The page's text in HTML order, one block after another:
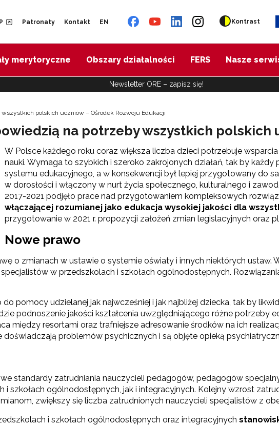
Patronaty Kontakt EN Kontrast
merytoryczne Obszary działalności FERS Nasze
Newsletter ORE – zapisz się!
polskich uczniów – Ośrodek Rozwoju Edukacji
na potrzeby wszystkich polskich
W Polsce każdego roku coraz większa liczba dzieci potrzebuje
nauki. Wymaga to szybkich i szeroko zakrojonych działań, tak by
systemu edukacyjnego, a w konsekwencji był lepiej przygotowany do
w dorosłości i włączony w nurt życia społecznego, kulturalnego i
2017-2021 podjęło prace nad przygotowaniem kompleksowych
włączającej rozumianej jako edukacja wysokiej jakości dla
przygotowanie w 2021 r. propozycji założeń zmian legislacyjnych oraz
Nowe prawo
o zmianach w ustawie o systemie oświaty i innych niektórych ustaw.
w przedszkolach i szkołach ogólnodostępnych.
pomocy udzielanej jak najwcześniej i jak najbliżej dziecka, tak by
podnoszenie jakości kształcenia uwzględniającego różne potrzeby
między resortami oraz trafniejsze adresowanie środków na ich
doświadczają problemów psychicznych i są objęte opieką
standardy zatrudniania nauczycieli pedagogów, pedagogów
szkołach ogólnodostępnych, jak i integracyjnych. Kolejny wzrost
zwiększy się liczba zatrudnionych nauczycieli specjalistów z
i szkołach ogólnodostępnych oraz integracyjnych